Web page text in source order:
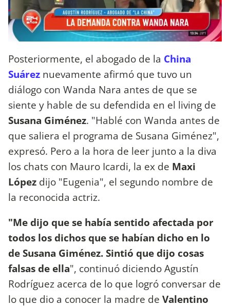
Posteriormente, el abogado de la China
Suárez nuevamente afirmó que tuvo un
diálogo con Wanda Nara antes de que se
siente y hable de su defendida en el living de
Susana Giménez. "Hablé con Wanda antes de
que saliera el programa de Susana Giménez",
expresó. Pero a la hora de leer junto a la diva
los chats con Mauro Icardi, la ex de Maxi
López dijo "Eugenia", el segundo nombre de
la reconocida actriz.
"Me dijo que se había sentido afectada por
todos los dichos que se habían dicho en lo
de Susana Giménez. Sintió que dijo cosas
falsas de ella", continuó diciendo Agustín
Rodríguez acerca de lo que logró conversar de
lo que dio a conocer la madre de Valentino